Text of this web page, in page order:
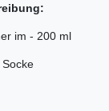
im - 200 ml